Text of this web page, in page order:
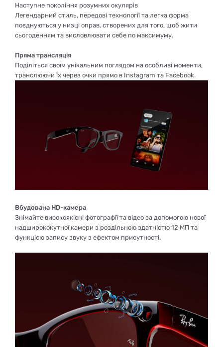
Наступне покоління розумних окулярів
Легендарний стиль, передові технології та легка форма
поєднуються у низці оправ, створених для того, щоб жити
сьогоденням та висловлювати себе по максимуму.
Пряма трансляція
Поділіться своїм унікальним поглядом на особливі моменти,
транслюючи їх через очки прямо в Instagram та Facebook.
Вбудована HD-камера
Знімайте високоякісні фотографії та відео за допомогою нової
надширококутної камери з роздільною здатністю 12 МП та
функцією запису звуку з ефектом присутності.